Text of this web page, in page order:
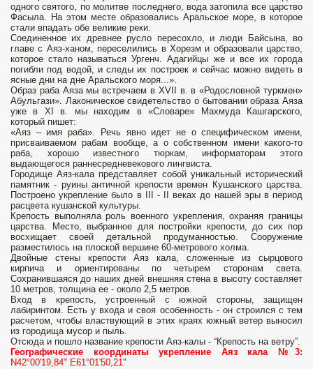
одного святого, по молитве последнего, вода затопила все царство
Фасыла. На этом месте образовались Аральское море, в которое
стали впадать обе великие реки.
Соединенное их древнее русло пересохло, и люди Байсына, во
главе с Аяз-ханом, переселились в Хорезм и образовали царство,
которое стало называться Ургенч. Адагийцы же и все их города
погибли под водой, и следы их построек и сейчас можно видеть в
ясные дни на дне Аральского моря...».
Образ раба Аяза мы встречаем в XVII в. в «Родословной туркмен»
Абульгази». Лаконическое свидетельство о бытовании образа Аяза
уже в XI в. мы находим в «Словаре» Махмуда Кашгарского,
который пишет:
«Аяз – имя раба». Речь явно идет не о специфическом имени,
присваиваемом рабам вообще, а о собственном имени какого-то
раба, хорошо известного тюркам, информаторам этого
выдающегося раннесредневекового лингвиста.
Городище Аяз-кала представляет собой уникальный исторический
памятник - руины античной крепости времен Кушанского царства.
Построено укрепление было в III - II веках до нашей эры в период
расцвета кушанской культуры.
Крепость выполняла роль военного укрепления, охраняя границы
царства. Место, выбранное для постройки крепости, до сих пор
восхищает своей детальной продуманностью. Сооружение
разместилось на плоской вершине 60-метрового холма.
Двойные стены крепости Аяз кала, сложенные из сырцового
кирпича и ориентированы по четырем сторонам света.
Сохранившаяся до наших дней внешняя стена в высоту составляет
10 метров, толщина ее - около 2,5 метров.
Вход в крепость, устроенный с южной стороны, защищен
лабиринтом. Есть у входа и своя особенность - он строился с тем
расчетом, чтобы властвующий в этих краях южный ветер выносил
из городища мусор и пыль.
Отсюда и пошло название крепости Аяз-калы - “Крепость на ветру”.
Географические координаты укрепление Аяз кала №3:
N42°00'19,84" E61°01'50,21"